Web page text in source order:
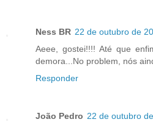
Ness BR 22 de outubro de
Aeee, gostei!!!! Até que
demora...No problem, nós
Responder
João Pedro 22 de outubro